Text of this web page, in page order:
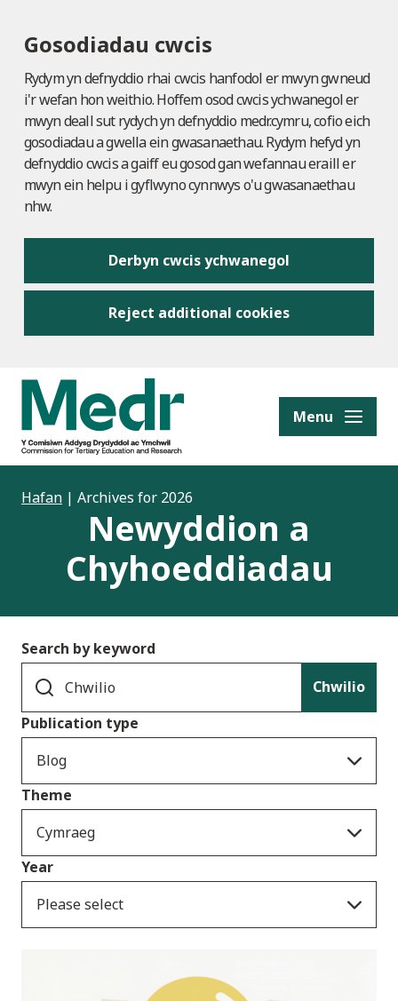
Gosodiadau cwcis
Rydym yn defnyddio rhai cwcis hanfodol er mwyn gwneud
i'r wefan hon weithio. Hoffem osod cwcis ychwanegol er
mwyn deall sut rydych yn defnyddio medr.cymru, cofio eich
gosodiadau a gwella ein gwasanaethau. Rydym hefyd yn
defnyddio cwcis a gaiff eu gosod gan wefannau eraill er
mwyn ein helpu i gyflwyno cynnwys o'u gwasanaethau
nhw.
Derbyn cwcis ychwanegol
Reject additional cookies
content Menu
Hafan | Archives for 2026
Newyddion a
Chyhoeddiadau
Search by keyword
Chwilio
Publication type
Blog
Theme
Cymraeg
Year
Please select